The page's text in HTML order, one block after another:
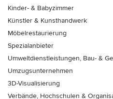
Kinder- & Babyzimmer
Künstler & Kunsthandwerk
Möbelrestaurierung
Spezialanbieter
Umweltdienstleistungen, Bau- &
Umzugsunternehmen
3D-Visualisierung
Verbände, Hochschulen &